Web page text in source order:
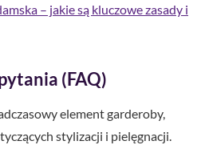
– jakie są kluczowe zasady i
(FAQ)
element garderoby,
stylizacji i pielęgnacji.